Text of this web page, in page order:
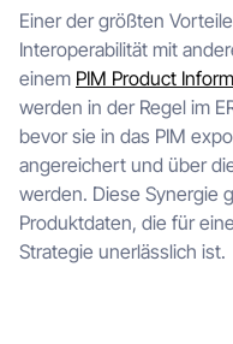
Einer der größten
Interoperabilität mit
einem PIM Product
werden in der Regel im
bevor sie in das PIM
angereichert und über
werden. Diese Synergie
Produktdaten, die für
Strategie unerlässlich ist.